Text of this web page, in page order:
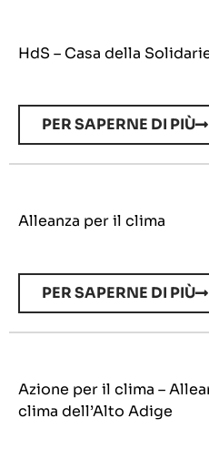
HdS – Casa della
PER SAPERNE DI PIÙ
Alleanza per il clima
PER SAPERNE DI PIÙ
Azione per il clima –
clima dell’Alto Adige